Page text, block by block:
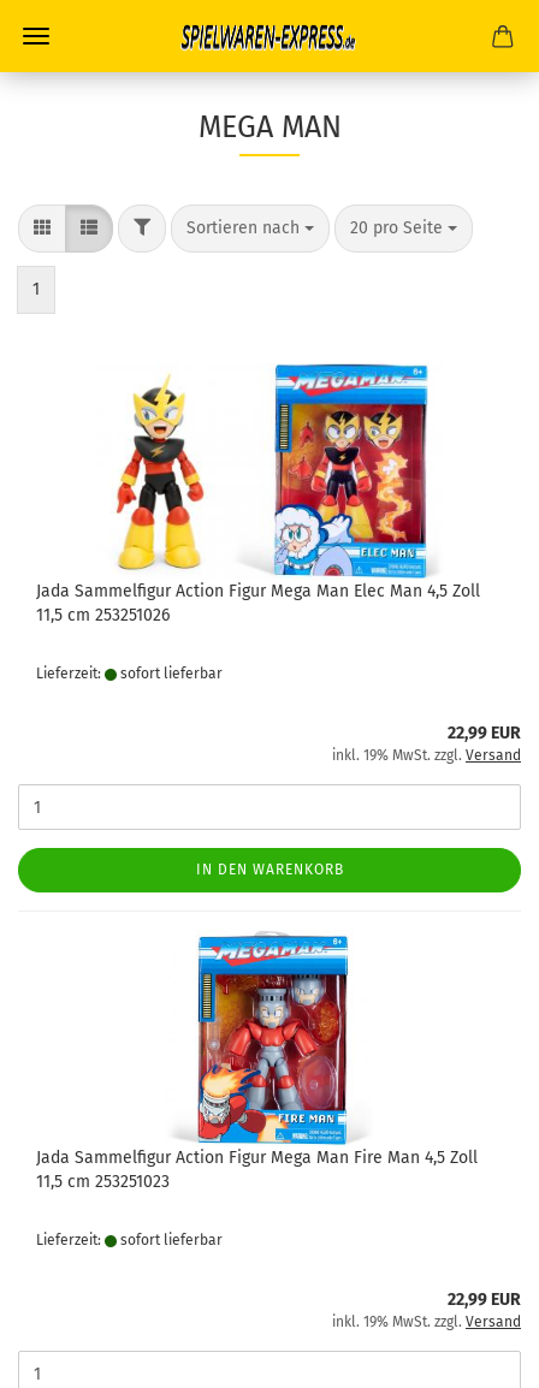
MEGA MAN
FILTERSortieren nach
Sortieren nach 20 pro Seite
pro Seite
1
Jada Sammelfigur Action Figur Mega Man Elec Man 4,5 Zoll
11,5 cm 253251026
Lieferzeit: sofort lie­fer­bar
22,99 EUR
inkl. 19% MwSt. zzgl. Versand
IN DEN WARENKORB
Jada Sammelfigur Action Figur Mega Man Fire Man 4,5 Zoll
11,5 cm 253251023
Lieferzeit: sofort lie­fer­bar
22,99 EUR
inkl. 19% MwSt. zzgl. Versand